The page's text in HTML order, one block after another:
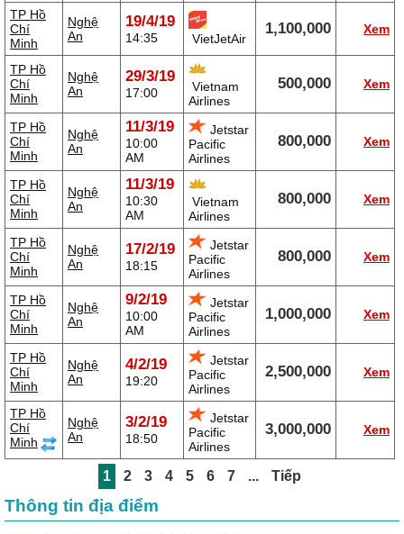
TP Hồ
Chí
Minh
Nghệ
An
19/4/19
14:35 VietJetAir
1,100,000 Xem
TP Hồ
Chí
Minh
Nghệ
An
29/3/19
17:00
Vietnam
Airlines
500,000 Xem
TP Hồ
Chí
Minh
Nghệ
An
11/3/19
10:00
AM
Jetstar
Pacific
Airlines
800,000 Xem
TP Hồ
Chí
Minh
Nghệ
An
11/3/19
10:30
AM
Vietnam
Airlines
800,000 Xem
TP Hồ
Chí
Minh
Nghệ
An
17/2/19
18:15
Jetstar
Pacific
Airlines
800,000 Xem
TP Hồ
Chí
Minh
Nghệ
An
9/2/19
10:00
AM
Jetstar
Pacific
Airlines
1,000,000 Xem
TP Hồ
Chí
Minh
Nghệ
An
4/2/19
19:20
Jetstar
Pacific
Airlines
2,500,000 Xem
TP Hồ
Chí
Minh
Nghệ
An
3/2/19
18:50
Jetstar
Pacific
Airlines
3,000,000 Xem
1 2 3 4 5 6 7 ... Tiếp
Thông tin địa điểm